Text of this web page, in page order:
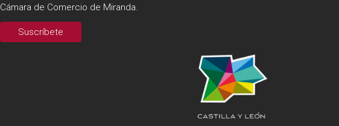
Cámara de Comercio de Miranda.
Suscríbete